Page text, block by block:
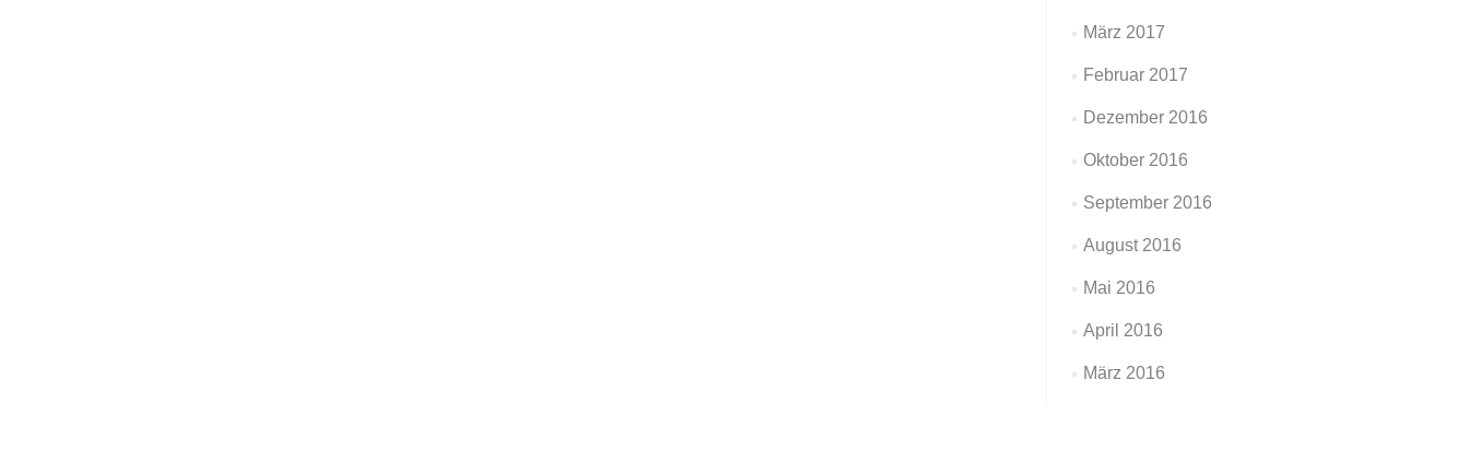
März 2017
Februar 2017
Dezember 2016
Oktober 2016
September 2016
August 2016
Mai 2016
April 2016
März 2016